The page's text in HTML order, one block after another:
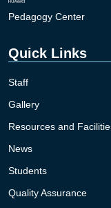
Pedagogy Center
Quick Links
Staff
Gallery
Resources and
News
Students
Quality Assurance